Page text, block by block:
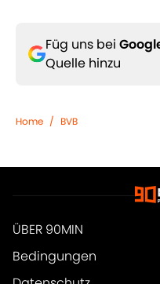
Füg uns bei
Quelle hinzu
Home / BVB
ÜBER 90MIN
Bedingungen